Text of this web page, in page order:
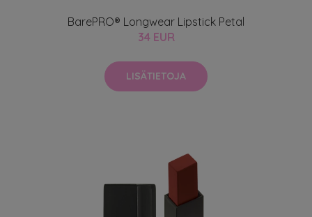
BarePRO® Longwear Lipstick Petal
34 EUR
LISÄTIETOJA